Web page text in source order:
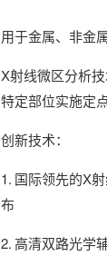
用于金属、非金
X射线微区分析
特定部位实施定
创新技术：
1. 国际领先的X
布
2. 高清双路光学